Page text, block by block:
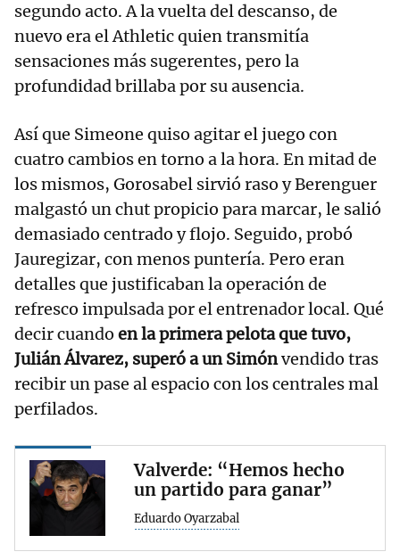
segundo acto. A la vuelta del descanso, de
nuevo era el Athletic quien transmitía
sensaciones más sugerentes, pero la
profundidad brillaba por su ausencia.
Así que Simeone quiso agitar el juego con
cuatro cambios en torno a la hora. En mitad de
los mismos, Gorosabel sirvió raso y Berenguer
malgastó un chut propicio para marcar, le salió
demasiado centrado y flojo. Seguido, probó
Jauregizar, con menos puntería. Pero eran
detalles que justificaban la operación de
refresco impulsada por el entrenador local. Qué
decir cuando en la primera pelota que tuvo,
Julián Álvarez, superó a un Simónvendido tras
recibir un pase al espacio con los centrales mal
perfilados.
Valverde: “Hemos hecho
un partido para ganar”
Eduardo Oyarzabal